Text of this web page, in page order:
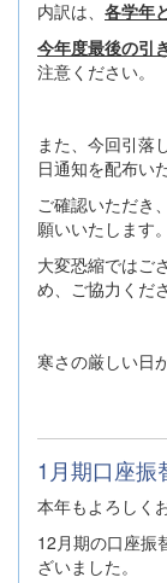
内訳は、 各学年
今年度最後の引
注意ください。
また、今回引落
日通知を配布い
ご確認いただき、
願いいたします。
大変恐縮ではご
め、ご協力くだ
寒さの厳しい日
1月期口座振
本年もよろしく
12月期の口座振
ざいました。